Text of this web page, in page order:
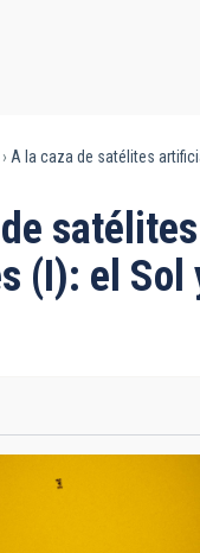
A la caza de satélites
satélites
(I): el Sol